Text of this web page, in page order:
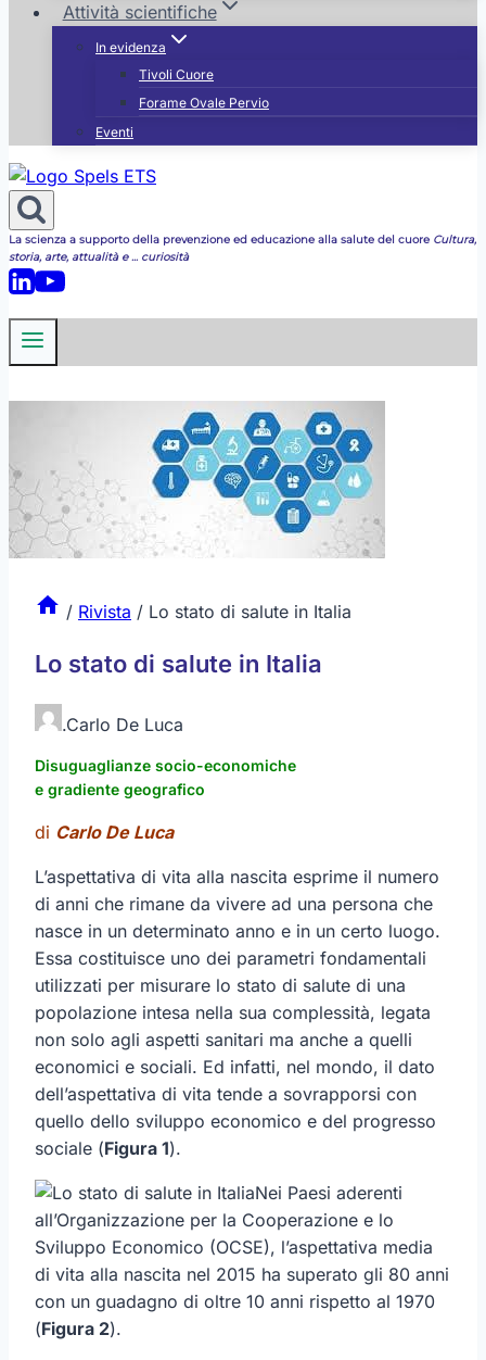
Attività scientifiche
In evidenza
Tivoli Cuore
Forame Ovale Pervio
Eventi
La scienza a supporto della prevenzione ed educazione alla salute del cuore Cultura,
storia, arte, attualità e ... curiosità
/ Rivista / Lo stato di salute in Italia
Lo stato di salute in Italia
.Carlo De Luca
Disuguaglianze socio-economiche
e gradiente geografico
di Carlo De Luca
L’aspettativa di vita alla nascita esprime il numero
di anni che rimane da vivere ad una persona che
nasce in un determinato anno e in un certo luogo.
Essa costituisce uno dei parametri fondamentali
utilizzati per misurare lo stato di salute di una
popolazione intesa nella sua complessità, legata
non solo agli aspetti sanitari ma anche a quelli
economici e sociali. Ed infatti, nel mondo, il dato
dell’aspettativa di vita tende a sovrapporsi con
quello dello sviluppo economico e del progresso
sociale (Figura 1).
Nei Paesi aderenti
all’Organizzazione per la Cooperazione e lo
Sviluppo Economico (OCSE), l’aspettativa media
di vita alla nascita nel 2015 ha superato gli 80 anni
con un guadagno di oltre 10 anni rispetto al 1970
(Figura 2).